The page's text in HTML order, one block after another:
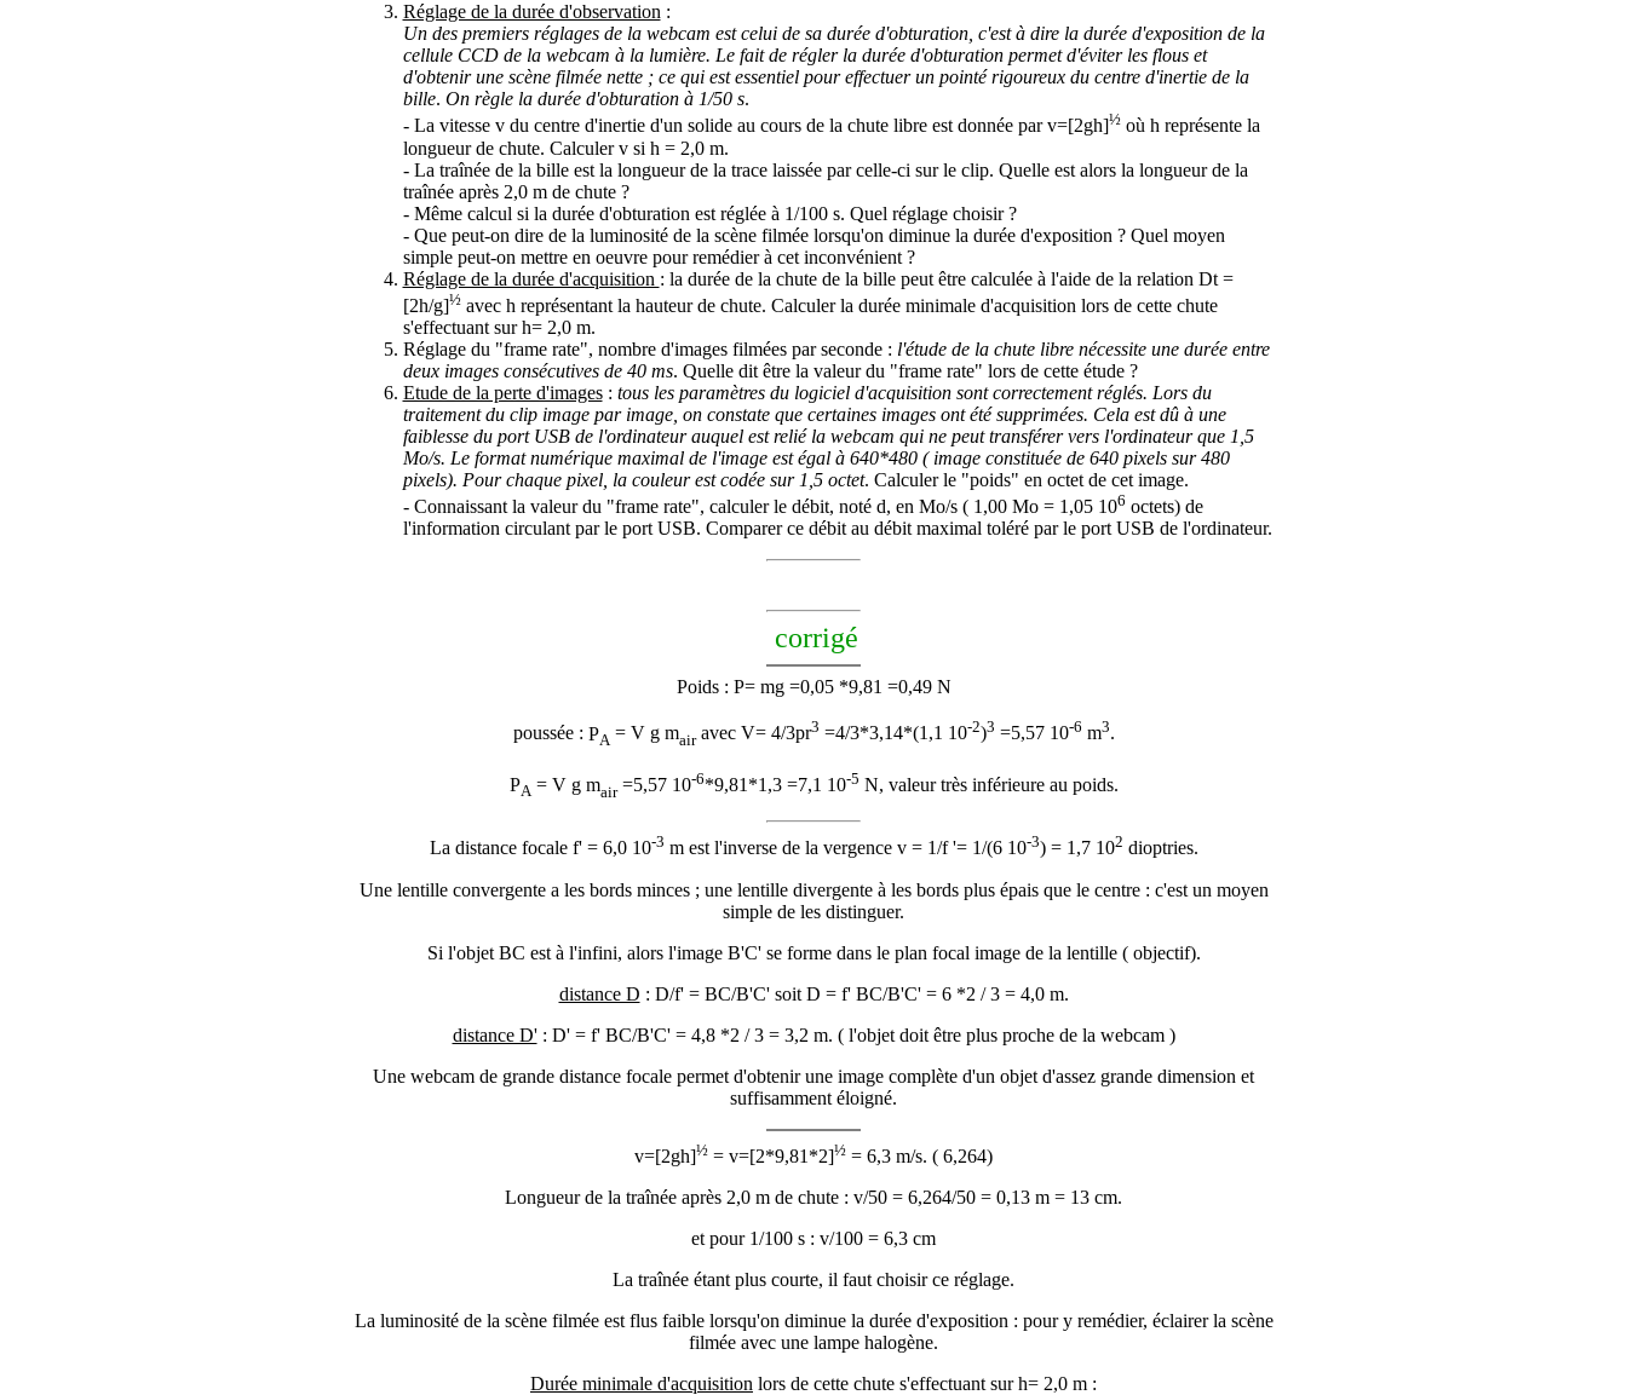
Réglage de la durée d'observation :
Un des premiers réglages de la webcam est celui de sa durée d'obturation, c'est à dire la durée d'exposition de la
cellule CCD de la webcam à la lumière. Le fait de régler la durée d'obturation permet d'éviter les flous et
d'obtenir une scène filmée nette ; ce qui est essentiel pour effectuer un pointé rigoureux du centre d'inertie de la
bille. On règle la durée d'obturation à 1/50 s.
- La vitesse v du centre d'inertie d'un solide au cours de la chute libre est donnée par v=[2gh]½où h représente la
longueur de chute. Calculer v si h = 2,0 m.
- La traînée de la bille est la longueur de la trace laissée par celle-ci sur le clip. Quelle est alors la longueur de la
traînée après 2,0 m de chute ?
- Même calcul si la durée d'obturation est réglée à 1/100 s. Quel réglage choisir ?
- Que peut-on dire de la luminosité de la scène filmée lorsqu'on diminue la durée d'exposition ? Quel moyen
simple peut-on mettre en oeuvre pour remédier à cet inconvénient ?
Réglage de la durée d'acquisition : la durée de la chute de la bille peut être calculée à l'aide de la relation Dt =
[2h/g]½avec h représentant la hauteur de chute. Calculer la durée minimale d'acquisition lors de cette chute
s'effectuant sur h= 2,0 m.
Réglage du "frame rate", nombre d'images filmées par seconde : l'étude de la chute libre nécessite une durée entre
deux images consécutives de 40 ms. Quelle dit être la valeur du "frame rate" lors de cette étude ?
Etude de la perte d'images: tous les paramètres du logiciel d'acquisition sont correctement réglés. Lors du
traitement du clip image par image, on constate que certaines images ont été supprimées. Cela est dû à une
faiblesse du port USB de l'ordinateur auquel est relié la webcam qui ne peut transférer vers l'ordinateur que 1,5
Mo/s. Le format numérique maximal de l'image est égal à 640*480 ( image constituée de 640 pixels sur 480
pixels). Pour chaque pixel, la couleur est codée sur 1,5 octet. Calculer le "poids" en octet de cet image.
- Connaissant la valeur du "frame rate", calculer le débit, noté d, en Mo/s ( 1,00 Mo = 1,05 106 octets) de
l'information circulant par le port USB. Comparer ce débit au débit maximal toléré par le port USB de l'ordinateur.
corrigé
Poids : P= mg =0,05 *9,81 =0,49 N
poussée : PA = V g mairavec V= 4/3pr3 =4/3*3,14*(1,1 10-2)3 =5,57 10-6 m3.
PA = V g mair =5,57 10-6*9,81*1,3 =7,1 10-5 N, valeur très inférieure au poids.
La distance focale f' = 6,0 10-3 m est l'inverse de la vergence v = 1/f '= 1/(6 10-3) = 1,7 102 dioptries.
Une lentille convergente a les bords minces ; une lentille divergente à les bords plus épais que le centre : c'est un moyen
simple de les distinguer.
Si l'objet BC est à l'infini, alors l'image B'C' se forme dans le plan focal image de la lentille ( objectif).
distance D : D/f' = BC/B'C' soit D = f' BC/B'C' = 6 *2 / 3 = 4,0 m.
distance D': D' = f' BC/B'C' = 4,8 *2 / 3 = 3,2 m. ( l'objet doit être plus proche de la webcam )
Une webcam de grande distance focale permet d'obtenir une image complète d'un objet d'assez grande dimension et
suffisamment éloigné.
v=[2gh]½ = v=[2*9,81*2]½ = 6,3 m/s. ( 6,264)
Longueur de la traînée après 2,0 m de chute : v/50 = 6,264/50 = 0,13 m = 13 cm.
et pour 1/100 s : v/100 = 6,3 cm
La traînée étant plus courte, il faut choisir ce réglage.
La luminosité de la scène filmée est flus faible lorsqu'on diminue la durée d'exposition : pour y remédier, éclairer la scène
filmée avec une lampe halogène.
Durée minimale d'acquisition lors de cette chute s'effectuant sur h= 2,0 m :